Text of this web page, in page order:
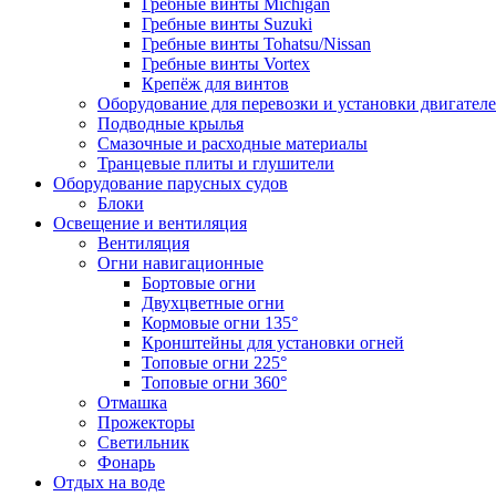
Гребные винты Michigan
Гребные винты Suzuki
Гребные винты Tohatsu/Nissan
Гребные винты Vortex
Крепёж для винтов
Оборудование для перевозки и установки
Подводные крылья
Смазочные и расходные материалы
Транцевые плиты и глушители
Оборудование парусных судов
Блоки
Освещение и вентиляция
Вентиляция
Огни навигационные
Бортовые огни
Двухцветные огни
Кормовые огни 135°
Кронштейны для установки огней
Топовые огни 225°
Топовые огни 360°
Отмашка
Прожекторы
Светильник
Фонарь
Отдых на воде